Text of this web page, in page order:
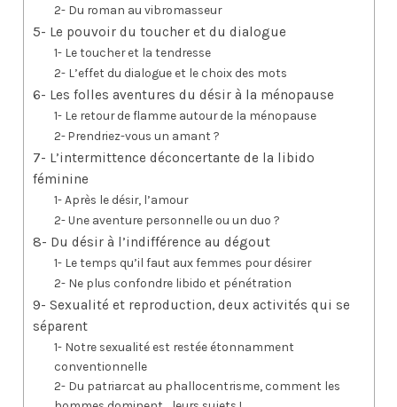
2- Du roman au vibromasseur
5- Le pouvoir du toucher et du dialogue
1- Le toucher et la tendresse
2- L’effet du dialogue et le choix des mots
6- Les folles aventures du désir à la ménopause
1- Le retour de flamme autour de la ménopause
2- Prendriez-vous un amant ?
7- L’intermittence déconcertante de la libido
féminine
1- Après le désir, l’amour
2- Une aventure personnelle ou un duo ?
8- Du désir à l’indifférence au dégout
1- Le temps qu’il faut aux femmes pour désirer
2- Ne plus confondre libido et pénétration
9- Sexualité et reproduction, deux activités qui se
séparent
1- Notre sexualité est restée étonnamment
conventionnelle
2- Du patriarcat au phallocentrisme, comment les